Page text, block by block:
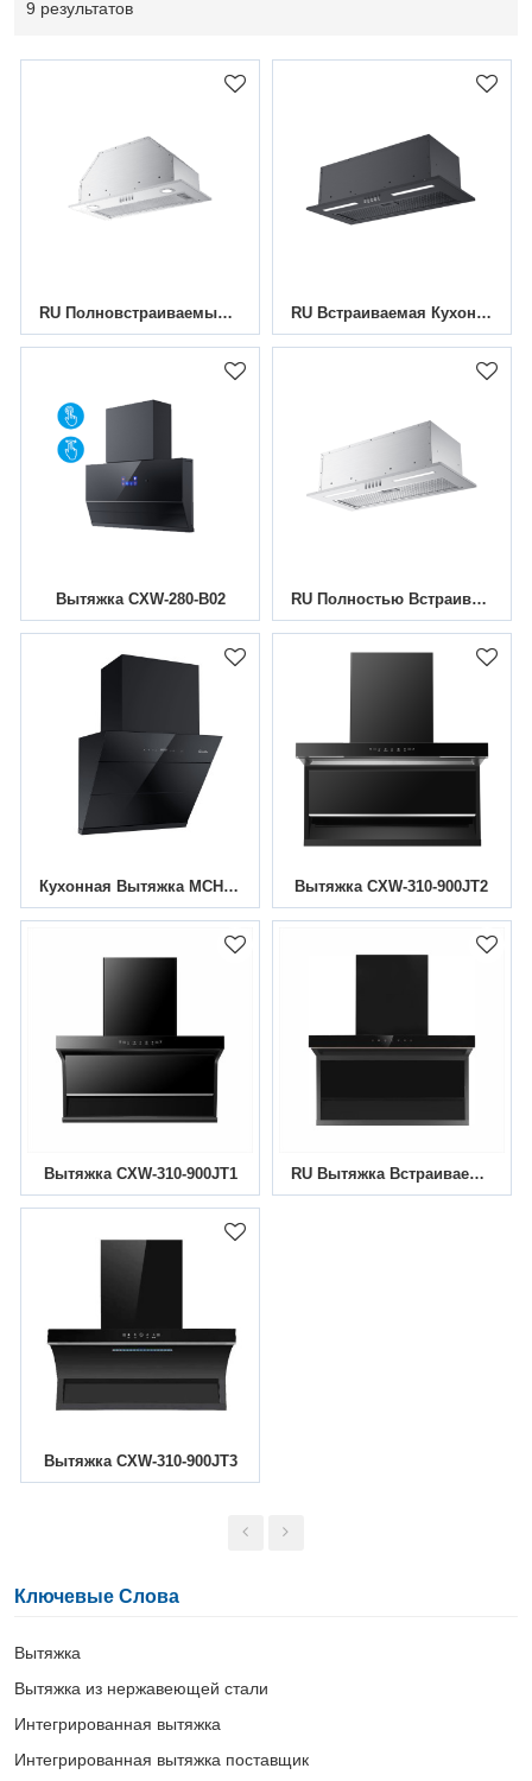
9 результатов
RU Полновстраиваемые Кухонные Вытяжки MCHS-5/6005A RU Встраиваемая Кухонная Вытяжка MCHS-5/6005T
Вытяжка CXW-280-B02 RU Полностью Встраиваемая Вытяжка MCHS-5/6005S
Кухонная Вытяжка MCHW-C601 Вытяжка CXW-310-900JT2
Вытяжка CXW-310-900JT1 RU Вытяжка Встраиваемая CXW-310-900JT4
Вытяжка CXW-310-900JT3
Ключевые Слова
Вытяжка
Вытяжка из нержавеющей стали
Интегрированная вытяжка
Интегрированная вытяжка поставщик